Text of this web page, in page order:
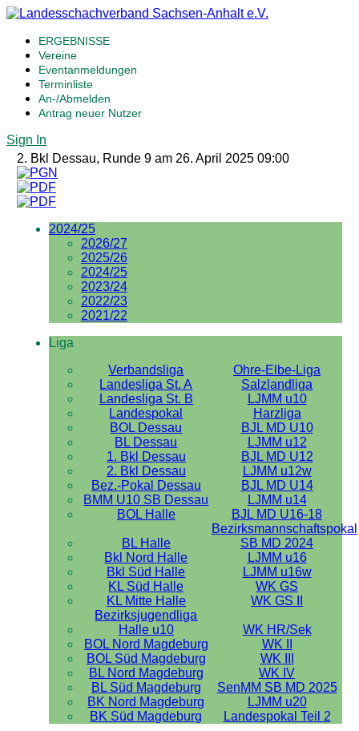
ERGEBNISSE
Vereine
Eventanmeldungen
Terminliste
An-/Abmelden
Antrag neuer Nutzer
Sign In
2. Bkl Dessau, Runde 9 am 26. April 2025 09:00
2024/25
2026/27
2025/26
2024/25
2023/24
2022/23
2021/22
Liga
Verbandsliga
Ohre-Elbe-Liga
Landesliga St. A
Salzlandliga
Landesliga St. B
LJMM u10
Landespokal
Harzliga
BOL Dessau
BJL MD U10
BL Dessau
LJMM u12
1. Bkl Dessau
BJL MD U12
2. Bkl Dessau
LJMM u12w
Bez.-Pokal Dessau
BJL MD U14
BMM U10 SB Dessau
LJMM u14
BOL Halle
BJL MD U16-18
BL Halle
Bezirksmannschaftspokal
SB MD 2024
Bkl Nord Halle
LJMM u16
Bkl Süd Halle
LJMM u16w
KL Süd Halle
WK GS
KL Mitte Halle
WK GS II
Bezirksjugendliga
Halle u10
WK HR/Sek
BOL Nord Magdeburg
WK II
BOL Süd Magdeburg
WK III
BL Nord Magdeburg
WK IV
BL Süd Magdeburg
SenMM SB MD 2025
BK Nord Magdeburg
LJMM u20
BK Süd Magdeburg
Landespokal Teil 2